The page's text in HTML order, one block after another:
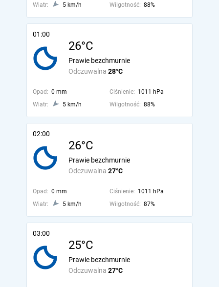
Wiatr:
5 km/h Wilgotność: 88%
01:00
26°C
Odczuwalna 28°C
Prawie bezchmurnie
Opad: 0 mm Ciśnienie: 1011 hPa
Wiatr:
5 km/h Wilgotność: 88%
02:00
26°C
Odczuwalna 27°C
Prawie bezchmurnie
Opad: 0 mm Ciśnienie: 1011 hPa
Wiatr:
5 km/h Wilgotność: 87%
03:00
25°C
Odczuwalna 27°C
Prawie bezchmurnie